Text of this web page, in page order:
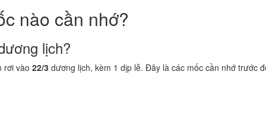
nào cần nhớ?
lịch?
rơi vào 22/3 dương lịch, kèm 1 dịp lễ. Đây là các mốc cần nhớ trước